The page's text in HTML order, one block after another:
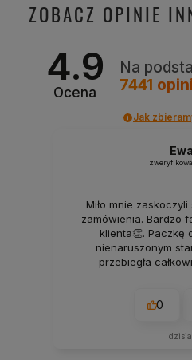
ZOBACZ OPINIE
4.9
Ocena
Na
7441
Jak
Ewa
Miło mnie
zamówienia. Bardzo
klienta👏. Paczkę
nienaruszonym
przebiegła
otrzymywałam
0